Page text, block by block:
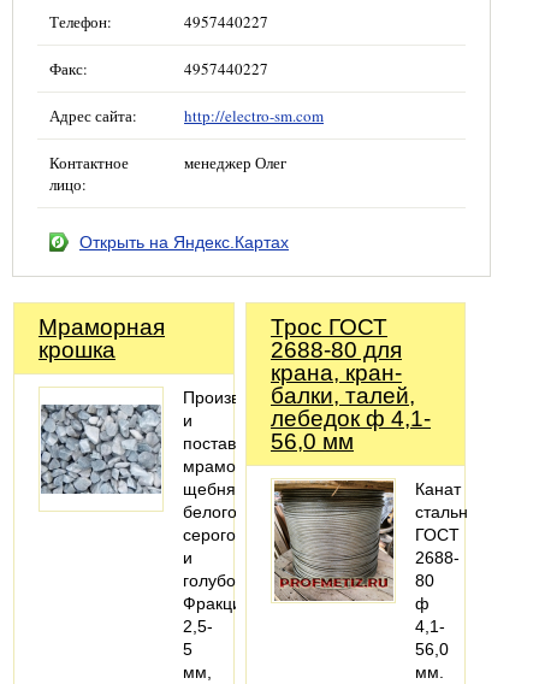
Телефон: 4957440227
Факс: 4957440227
Адрес сайта: http://electro-sm.com
Контактное
лицо:
менеджер Олег
Открыть на Яндекс.Картах
Мраморная
крошка
Производство
и
поставки
мраморного
щебня
белого,
серого
и
голубого.
Фракции
2,5-
5
мм,
Трос ГОСТ
2688-80 для
крана, кран-
балки, талей,
лебедок ф 4,1-
56,0 мм
Канат
стальной
ГОСТ
2688-
80
ф
4,1-
56,0
мм.